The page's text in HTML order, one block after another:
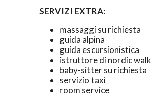
SERVIZI EXTRA:
massaggi su richiesta
guida alpina
guida escursionistica
istruttore di nordic
baby-sitter su richiesta
servizio taxi
room service